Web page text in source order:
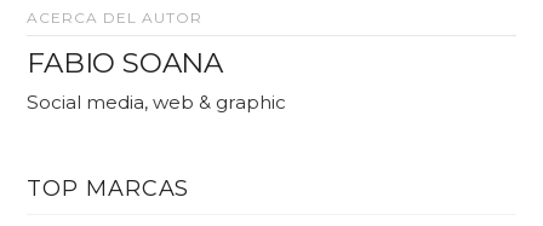
ACERCA DEL AUTOR
FABIO SOANA
Social media, web & graphic
TOP MARCAS